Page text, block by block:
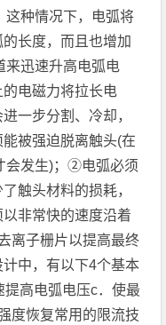
这种情况下，电弧将
长度，而且也增加
来迅速升高电弧电
电磁力将拉长电
一步分割、冷却，
被强迫脱离触头(在
会发生)；②电弧必须
触头材料的损耗，
非常快的速度沿着
离子栅片以提高最终
中，有以下4个基本
提高电弧电压c．使最
度恢复常用的限流技